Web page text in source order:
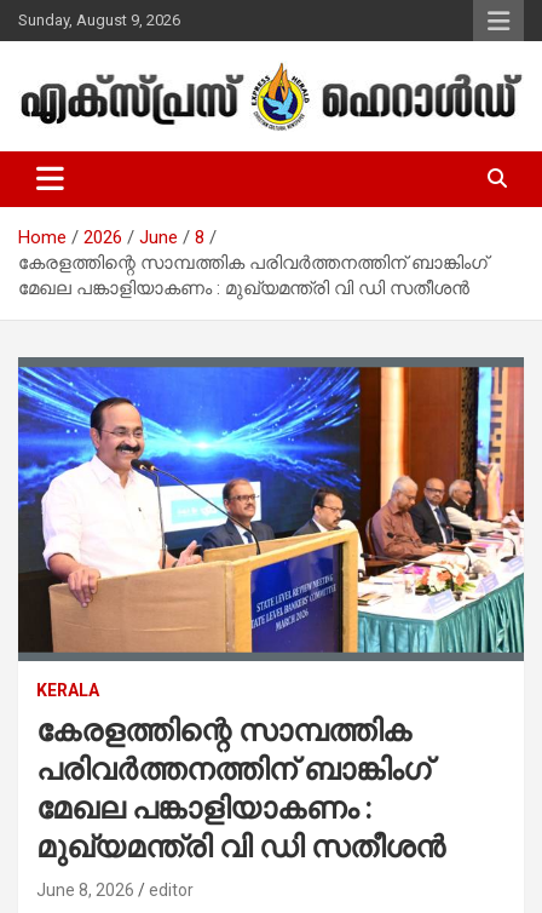
Skip
to
Sunday, August 9, 2026
Express Herald – Malayalam
Christian News
Home 2026 June
8
കേരളത്തിന്റെ സാമ്പത്തിക പരിവർത്തനത്തിന് ബാങ്കിംഗ്
മേഖല പങ്കാളിയാകണം : മുഖ്യമന്ത്രി വി ഡി സതീശൻ
KERALA
കേരളത്തിന്റെ സാമ്പത്തിക
പരിവർത്തനത്തിന് ബാങ്കിംഗ്
മേഖല പങ്കാളിയാകണം :
മുഖ്യമന്ത്രി വി ഡി സതീശൻ
June 8, 2026 editor